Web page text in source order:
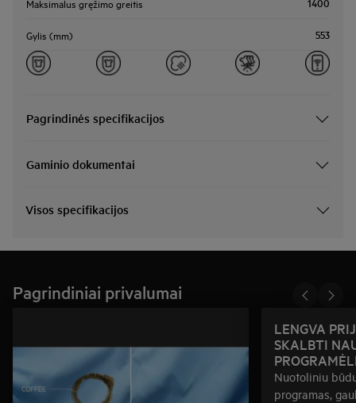
Gylis (mm) 553
Pagrindinės specifikacijos
Gaminio dokumentai
Visos specifikacijos
Pagrindiniai privalumai
LENGVA
SKALBTI
Nuotoliniu
programas,